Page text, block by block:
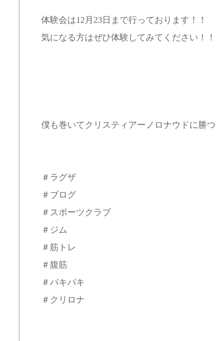
体験会は12月23日まで行っております！！
気になる方はぜひ体験してみてください！！
僕も巻いてクリスティアーノロナウドに勝
＃ラグザ
＃ブログ
＃スポーツクラブ
＃ジム
＃筋トレ
＃腹筋
＃バキバキ
＃クリロナ